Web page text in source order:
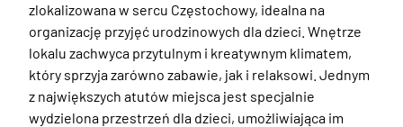
zlokalizowana w sercu Częstochowy, idealna na
organizację przyjęć urodzinowych dla dzieci. Wnętrze
lokalu zachwyca przytulnym i kreatywnym klimatem,
który sprzyja zarówno zabawie, jak i relaksowi. Jednym
z największych atutów miejsca jest specjalnie
wydzielona przestrzeń dla dzieci, umożliwiająca im